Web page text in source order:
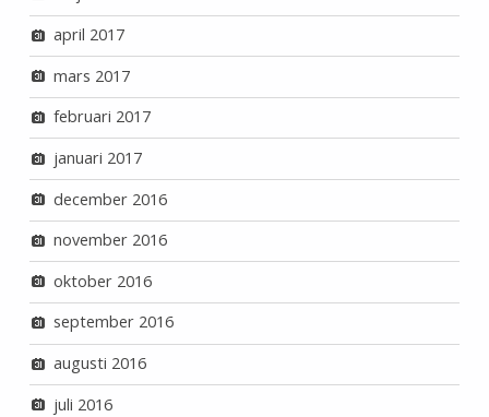
april 2017
mars 2017
februari 2017
januari 2017
december 2016
november 2016
oktober 2016
september 2016
augusti 2016
juli 2016